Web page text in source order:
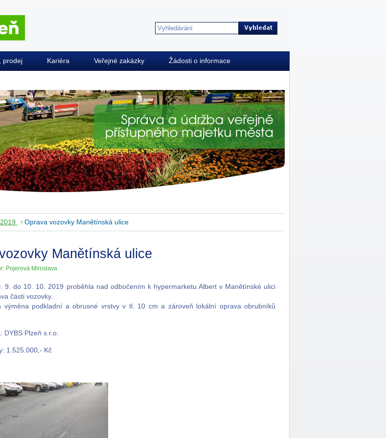
prodej Kariéra Veřejné zakázky Žádosti o informace
2019 Oprava vozovky Manětínská ulice
Manětínská ulice
Pojerová Miroslava
9. do 10. 10. 2019 proběhla nad odbočením k hypermarketu Albert v Manětínské ulici
části vozovky.
výměna podkladní a obrusné vrstvy v tl. 10 cm a zároveň lokální oprava obrubníků
DYBS Plzeň s.r.o.
1.525.000,- Kč